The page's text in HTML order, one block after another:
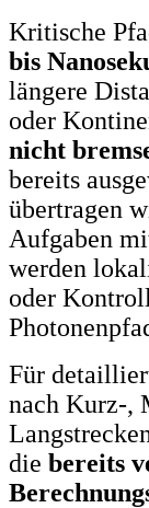
Kritische
bis
längere
oder
nicht
bereits
übertragen
Aufgaben
werden
oder
Für
nach Kurz-,
die bereits